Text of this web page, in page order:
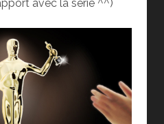
avec la série ^^)